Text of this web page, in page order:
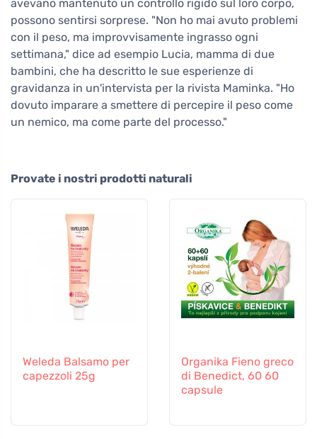
avevano mantenuto un controllo rigido sul loro corpo,
possono sentirsi sorprese. "Non ho mai avuto problemi
con il peso, ma improvvisamente ingrasso ogni
settimana," dice ad esempio Lucia, mamma di due
bambini, che ha descritto le sue esperienze di
gravidanza in un'intervista per la rivista Maminka. "Ho
dovuto imparare a smettere di percepire il peso come
un nemico, ma come parte del processo."
Provate i nostri prodotti naturali
Weleda Balsamo per
capezzoli 25g
Organika Fieno greco
di Benedict, 60 60
capsule